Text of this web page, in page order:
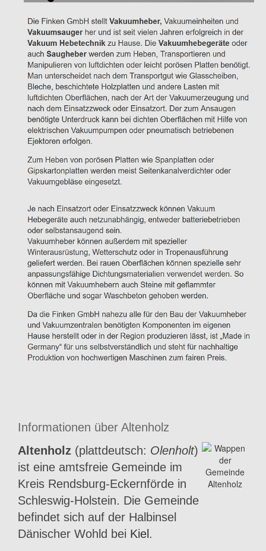
Informationen über Altenholz
Altenholz (plattdeutsch: Olenholt)
ist eine amtsfreie Gemeinde im
Kreis Rendsburg-Eckernförde in
Schleswig-Holstein. Die Gemeinde
befindet sich auf der Halbinsel
Dänischer Wohld bei Kiel .